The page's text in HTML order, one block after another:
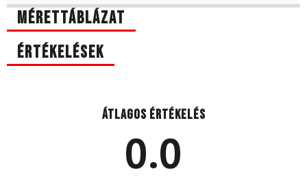
Mérettáblázat
Értékelések
Átlagos értékelés
0.0